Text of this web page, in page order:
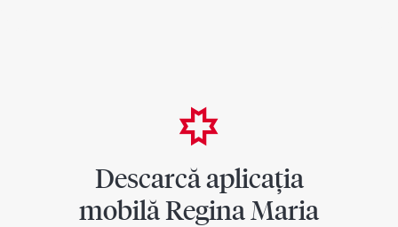
Descarcă aplicația
mobilă Regina Maria